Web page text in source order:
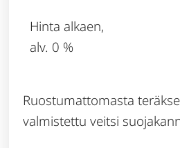
Hinta alkaen,
alv. 0 %
Ruostumattomasta
valmistettu veitsi